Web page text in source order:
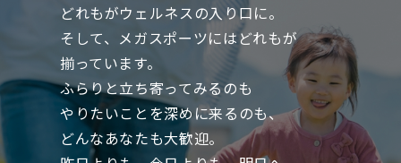
どれもがウェルネスの入り口に。
そして、メガスポーツにはどれもが
揃っています。
ふらりと立ち寄ってみるのも
やりたいことを深めに来るのも、
どんなあなたも大歓迎。